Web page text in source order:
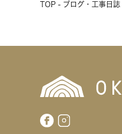
TOP - ブログ・工事日誌